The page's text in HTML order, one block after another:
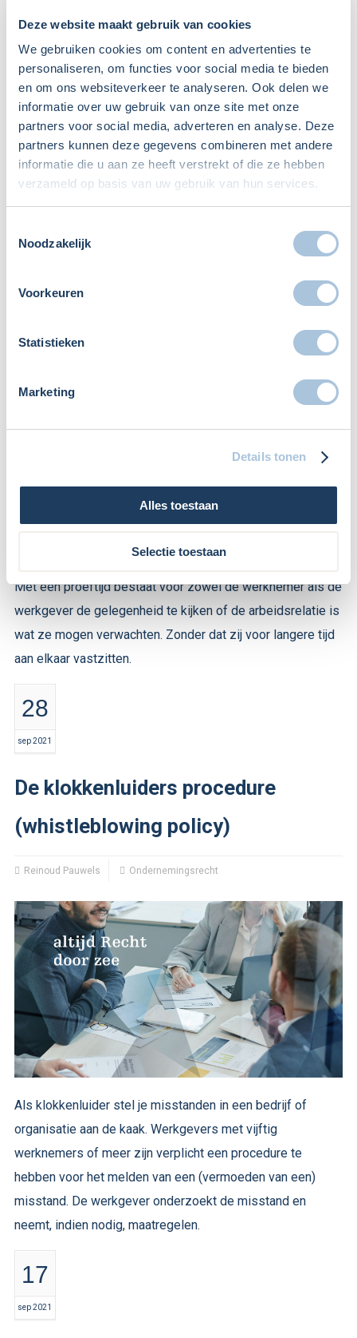
Deze website maakt gebruik van cookies
We gebruiken cookies om content en advertenties te
personaliseren, om functies voor social media te bieden
en om ons websiteverkeer te analyseren. Ook delen we
informatie over uw gebruik van onze site met onze
partners voor social media, adverteren en analyse. Deze
partners kunnen deze gegevens combineren met andere
informatie die u aan ze heeft verstrekt of die ze hebben
verzameld op basis van uw gebruik van hun services.
Noodzakelijk
Voorkeuren
Statistieken
Marketing
Details tonen
Alles toestaan
Selectie toestaan
Wat is meerwerk en minderwerk. Van meerwerk spreek je
als het om extra werkzaamheden gaat, die niet in de
oorspronkelijke offerte/opdracht vermeld staan. Bij
minderwerk spreek je van het omgekeerde. Je laat
werkzaamheden weg.
27
Proeftijdbeding
Met een proeftijd bestaat voor zowel de werknemer als de
werkgever de gelegenheid te kijken of de arbeidsrelatie is
wat ze mogen verwachten. Zonder dat zij voor langere tijd
aan elkaar vastzitten.
28
sep 2021
De klokkenluiders procedure
(whistleblowing policy)
Reinoud Pauwels Ondernemingsrecht
Als klokkenluider stel je misstanden in een bedrijf of
organisatie aan de kaak. Werkgevers met vijftig
werknemers of meer zijn verplicht een procedure te
hebben voor het melden van een (vermoeden van een)
misstand. De werkgever onderzoekt de misstand en
neemt, indien nodig, maatregelen.
17
sep 2021